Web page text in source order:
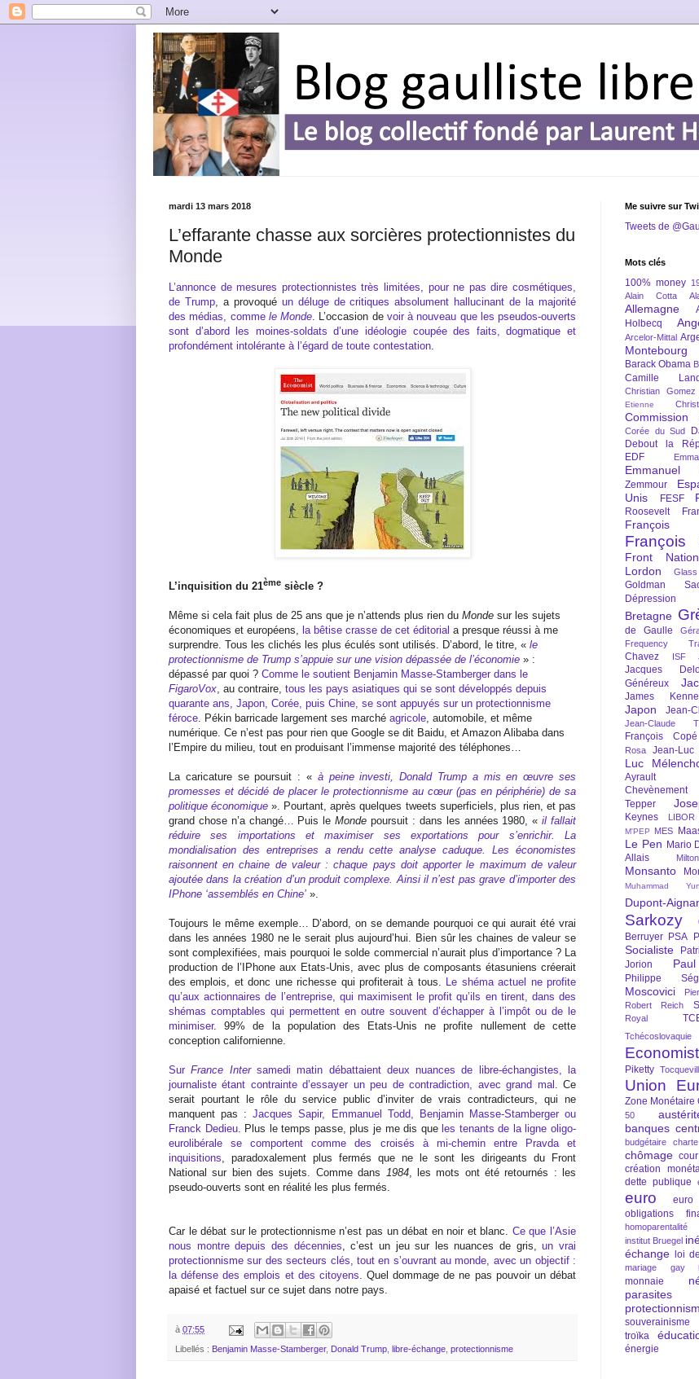
mardi 13 mars 2018
L’effarante chasse aux sorcières protectionnistes du
Monde
L’annonce de mesures protectionnistes très limitées, pour ne pas dire cosmétiques,
de Trump, a provoqué un déluge de critiques absolument hallucinant de la majorité
des médias, comme le Monde . L’occasion de voir à nouveau que les pseudos-ouverts
sont d’abord les moines-soldats d’une idéologie coupée des faits, dogmatique et
profondément intolérante à l’égard de toute contestation
L’inquisition du 21ème siècle ?
Même si cela fait plus de 25 ans que je n’attends plus rien du Monde sur les sujets
économiques et européens, la bêtise crasse de cet éditorial a presque réussi à me
surprendre. Tous les clichés les plus éculés sont utilisés. D’abord, le titre, « le
protectionnisme de Trump s’appuie sur une vision dépassée de l’économie » :
dépassé par quoi ? Comme le soutient Benjamin Masse-Stamberger dans le
FigaroVox, au contraire, tous les pays asiatiques qui se sont développés depuis
quarante ans, Japon, Corée, puis Chine, se sont appuyés sur un protectionnisme
féroce. Pékin barricade largement ses marché agricole, automobile, et même
numérique. Ce n’est pas pour rien que Google se dit Baidu, et Amazon Alibaba dans
l’Empire du milieu, tout en produisant l’immense majorité des téléphones…
La caricature se poursuit : « à peine investi, Donald Trump a mis en œuvre ses
promesses et décidé de placer le protectionnisme au cœur (pas en périphérie) de sa
politique économique». Pourtant, après quelques tweets superficiels, plus rien, et pas
grand chose n’a changé… Puis leMonde poursuit : dans les années 1980, «il fallait
réduire ses importations et maximiser ses exportations pour s’enrichir. La
mondialisation des entreprises a rendu cette analyse caduque. Les économistes
raisonnent en chaine de valeur : chaque pays doit apporter le maximum de valeur
ajoutée dans la création d’un produit complexe. Ainsi il n’est pas grave d’importer des
IPhone ‘assemblés en Chine’ ».
Toujours le même exemple… D’abord, on se demande pourquoi ce qui aurait été vrai
dans les années 1980 ne le serait plus aujourd’hui. Bien sûr les chaines de valeur se
sont complexifiées, mais pourquoi le solde commercial n’aurait plus d’importance ? La
production de l’IPhone aux Etats-Unis, avec plus de composants étasuniens créerait
des emplois, et donc une richesse qui profiterait à tous. Le shéma actuel ne profite
qu’aux actionnaires de l’entreprise, qui maximisent le profit qu’ils en tirent, dans des
shémas comptables qui permettent en outre souvent d’échapper à l’impôt ou de le
minimiser. 99% de la population des Etats-Unis ne profite nullement de cette
conception californienne.
SurFrance Intersamedi matin débattaient deux nuances de libre-échangistes, la
journaliste étant contrainte d’essayer un peu de contradiction, avec grand mal . Ce
serait pourtant le rôle du service public d’inviter de vrais contradicteurs, qui ne
manquent pas :Jacques Sapir, Emmanuel Todd, Benjamin Masse-Stamberger ou
Franck Dedieu. Plus le temps passe, plus je me dis que les tenants de la ligne oligo-
eurolibérale se comportent comme des croisés à mi-chemin entre Pravda et
inquisitions, paradoxalement plus fermés que ne le sont les dirigeants du Front
National sur bien des sujets. Comme dans 1984, les mots ont été retournés : les
pseudo-ouverts sont en réalité les plus fermés.
Car le débat sur le protectionnisme n’est pas un débat en noir et blanc. Ce que l’Asie
nous montre depuis des décennies, c’est un jeu sur les nuances de gris,un vrai
protectionnisme sur des secteurs clés, tout en s’ouvrant au monde, avec un objectif :
la défense des emplois et des citoyens. Quel dommage de ne pas pouvoir un débat
apaisé et factuel sur ce sujet dans notre pays.
à 07:55
Libellés : Benjamin Masse-Stamberger, Donald Trump, libre-échange, protectionnisme
Me suivre sur
Tweets de
Mots clés
100% money
Alain Cotta
Allemagne
Holbecq
Arcelor-Mittal
Montebourg
Barack Obama
Camille
Christian Gomez
Etienne
Commission
Corée du Sud
Debout la
EDF
Emmanuel
Zemmour
Unis
FESF
Roosevelt
François
Front
Lordon
Goldman
Dépression
Bretagne
de Gaulle
Frequency
Chavez
ISF
Jacques
Généreux
James
Japon Jean-
Jean-Claude
François Copé
Rosa
Jean-Luc
Luc
Ayrault
Chevènement
Tepper
Keynes LIBOR
M'PEP MES
Le Pen Mario
Allais
Monsanto
Muhammad
Dupont-
Sarkozy
Berruyer PSA
Socialiste
Jorion
Philippe
Moscovici
Robert Reich
Royal
Tchécoslovaquie
Economist
Piketty
Union
Zone Monétaire
50
banques
budgétaire
chômage
création
dette publique
euro
obligations
homoparentalité
institut Bruegel
échange
loi
mariage gay
monnaie
souverainisme
troïka
énergie